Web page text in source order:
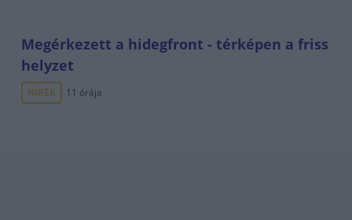
Megérkezett a hidegfront - térképen a friss
helyzet
HÍREK 11 órája